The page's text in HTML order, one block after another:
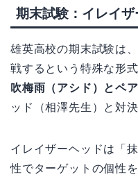
期末試験：イレイ
雄英高校の期末試験は
戦するという特殊な形
吹梅雨（アシド）とペ
ッド（相澤先生）と対
イレイザーヘッドは「
性でターゲットの個性